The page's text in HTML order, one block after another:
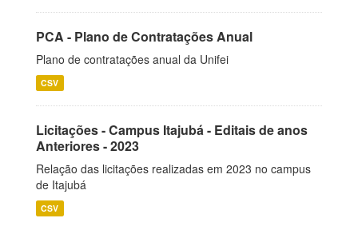
PCA - Plano de Contratações Anual
Plano de contratações anual da Unifei
CSV
Licitações - Campus Itajubá - Editais de anos
Anteriores - 2023
Relação das licitações realizadas em 2023 no campus
de Itajubá
CSV